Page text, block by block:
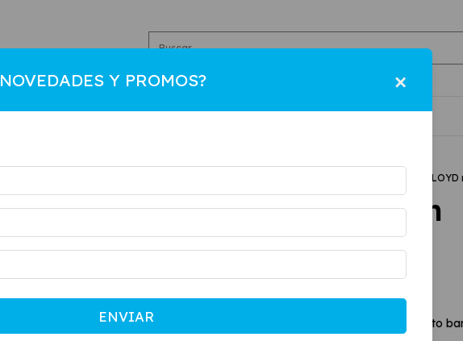
FLOYD marron
SKU:FLOYD
$80.000
Precio sin impuestos$66.115,70
Transferencia o depósito
Y PROMOS? ×
ENVIAR